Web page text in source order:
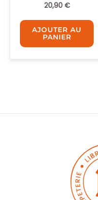
20,90 €
AJOUTER AU
PANIER